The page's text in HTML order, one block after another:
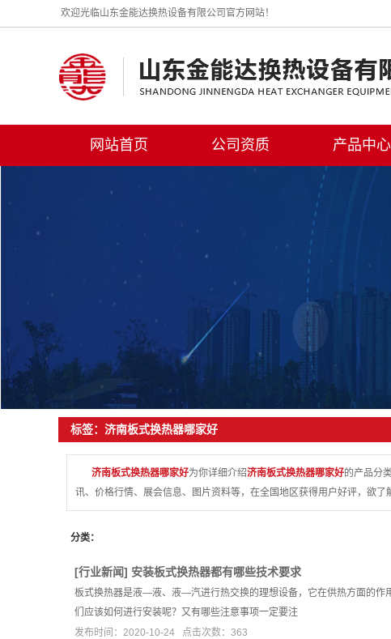
欢迎光临山东金能达换热设备有限公司官方网站！
网站首页 公司资质 产品中心
压力容器及其他
标签：济南板式换热器哪家好
济南板式换热器哪家好为你详细介绍济南板式换热器哪家好的产品分
讯、价格行情、展会信息、图片资料等，在全国地区获得用户好评，欲了
分类：
[行业新闻] 安装板式换热器都有哪些技术要求
板式换热器是液—液、液—汽进行热交换的理想设备，它在供热方面的作
们应该如何进行安装呢？又有哪些注意事项一定要注
发布时间：2020-10-24 点击次数：363